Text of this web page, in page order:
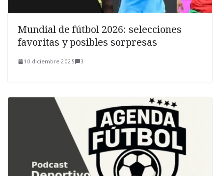
Mundial de fútbol 2026: selecciones
favoritas y posibles sorpresas
10 diciembre 2025 3